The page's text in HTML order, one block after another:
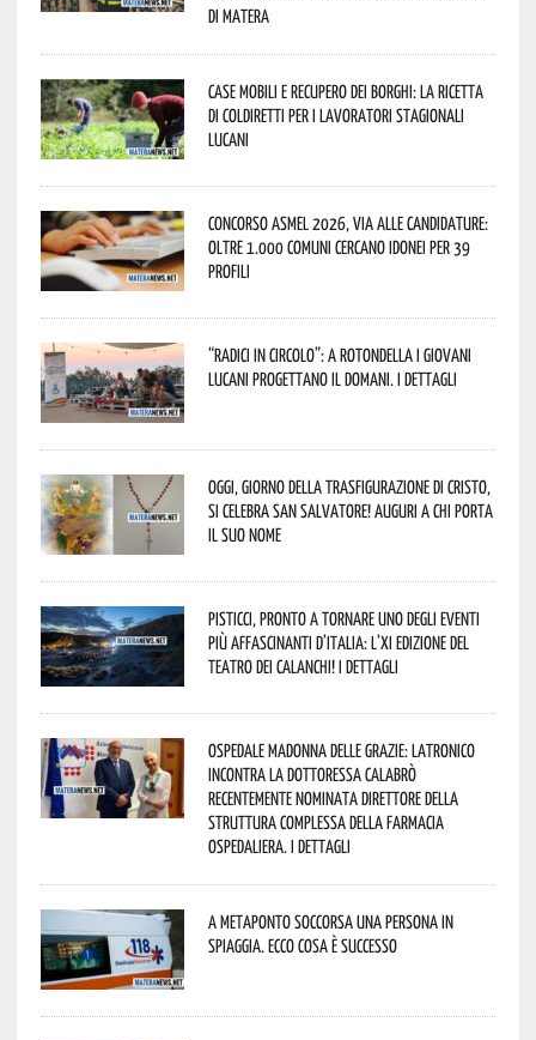
di Matera
Case mobili e recupero dei borghi: la ricetta
di Coldiretti per i lavoratori stagionali
lucani
Concorso Asmel 2026, via alle candidature:
oltre 1.000 Comuni cercano idonei per 39
profili
“Radici in Circolo”: a Rotondella i giovani
lucani progettano il domani. I dettagli
Oggi, giorno della Trasfigurazione di Cristo,
si celebra San Salvatore! Auguri a chi porta
il suo nome
Pisticci, pronto a tornare uno degli eventi
più affascinanti d’Italia: l’XI edizione del
Teatro dei Calanchi! I dettagli
Ospedale Madonna delle Grazie: Latronico
incontra la dottoressa Calabrò
recentemente nominata Direttore della
Struttura Complessa della Farmacia
Ospedaliera. I dettagli
A Metaponto soccorsa una persona in
spiaggia. Ecco cosa è successo